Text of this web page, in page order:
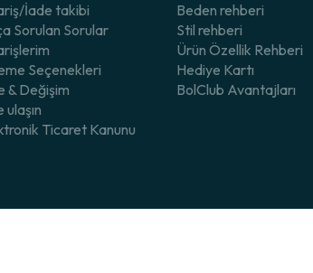
İade takibi
Sorulan Sorular
Seçenekleri
& Değişim
ulaşın
Ticaret Kanunu
Beden rehberi
Stil rehberi
Ürün Özellik Rehberi
Hediye Kartı
BolClub Avantajları